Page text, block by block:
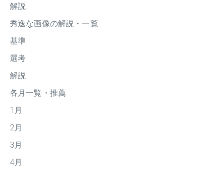
解説
秀逸な画像の解説・一覧
基準
選考
解説
各月一覧・推薦
1月
2月
3月
4月